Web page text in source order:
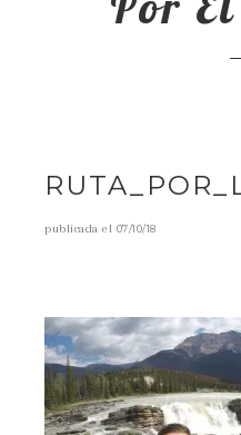
publicada el 07/10/18